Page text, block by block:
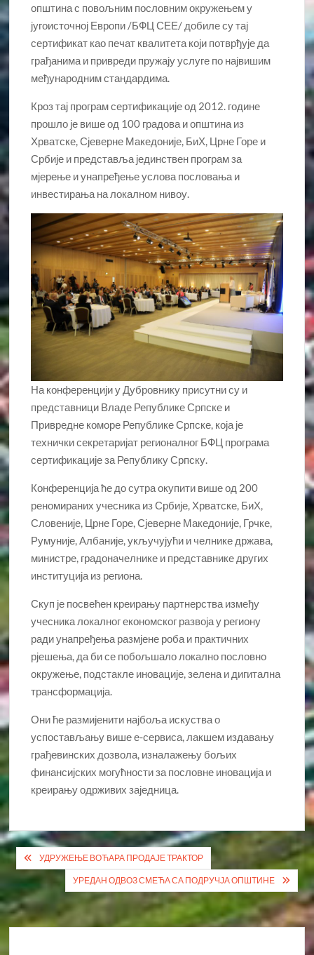
општина с повољним пословним окружењем у
југоисточној Европи /БФЦ СЕЕ/ добиле су тај
сертификат као печат квалитета који потврђује да
грађанима и привреди пружају услуге по највишим
међународним стандардима.
Кроз тај програм сертификације од 2012. године
прошло је више од 100 градова и општина из
Хрватске, Сјеверне Македоније, БиХ, Црне Горе и
Србије и представља јединствен програм за
мјерење и унапређење услова пословања и
инвестирања на локалном нивоу.
На конференцији у Дубровнику присутни су и
представници Владе Републике Српске и
Привредне коморе Републике Српске, која је
технички секретаријат регионалног БФЦ програма
сертификације за Републику Српску.
Конференција ће до сутра окупити више од 200
реномираних учесника из Србије, Хрватске, БиХ,
Словеније, Црне Горе, Сјеверне Македоније, Грчке,
Румуније, Албаније, укључујући и челнике држава,
министре, градоначелнике и представнике других
институција из региона.
Скуп је посвећен креирању партнерства између
учесника локалног економског развоја у региону
ради унапређења размјене роба и практичних
рјешења, да би се побољшало локално пословно
окружење, подстакле иновације, зелена и дигитална
трансформација.
Они ће размијенити најбоља искуства о
успостављању више е-сервиса, лакшем издавању
грађевинских дозвола, изналажењу бољих
финансијских могућности за пословне иновација и
креирању одрживих заједница.
Кретање
чланка
УДРУЖЕЊЕ ВОЋАРА ПРОДАЈЕ ТРАКТОР
УРЕДАН ОДВОЗ СМЕЋА СА ПОДРУЧЈА ОПШТИНЕ